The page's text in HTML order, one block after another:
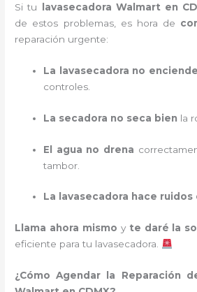
Si tu
lavasecadora Walmart en
de estos problemas, es hora de
reparación urgente:
La lavasecadora no enciende
controles.
La secadora no seca bien la
El agua no drena
tambor.
La lavasecadora hace ruidos
Llama ahora mismo y te daré la
eficiente para tu lavasecadora.
¿Cómo Agendar la Reparación